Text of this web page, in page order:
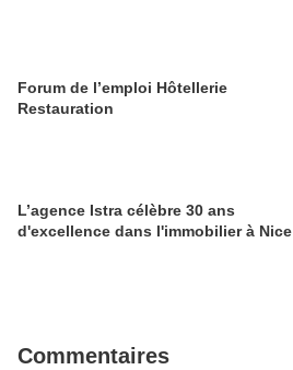
Forum de l’emploi Hôtellerie
Restauration
L’agence Istra célèbre 30 ans
d'excellence dans l'immobilier à Nice
Commentaires